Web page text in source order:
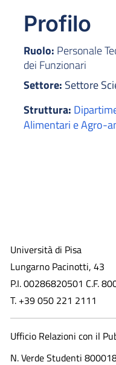
Profilo
Ruolo: Personale
dei Funzionari
Settore: Settore
Struttura:
Alimentari e Agro-
Università di Pisa
Lungarno Pacinotti, 43
P.I. 00286820501 C.F.
T. +39 050 221 2111
Ufficio Relazioni con il
N. Verde Studenti